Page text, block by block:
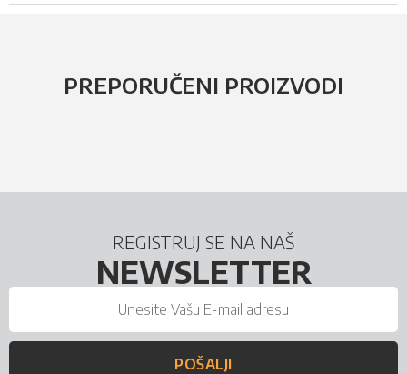
PREPORUČENI PROIZVODI
REGISTRUJ SE NA NAŠ
NEWSLETTER
POŠALJI